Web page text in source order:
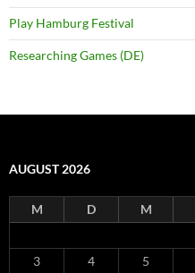
Play Hamburg Festival
Researching Games (DE)
AUGUST 2026
M D M
3
4 5